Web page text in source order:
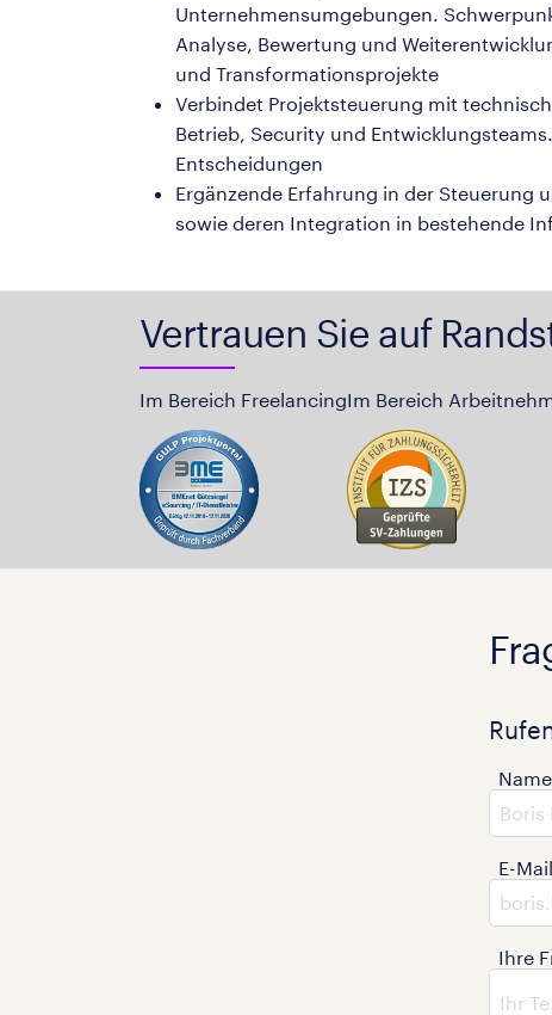
Unternehmensumgebungen.
Analyse, Bewertung und
und Transformationsprojekte
Verbindet Projektsteuerung mit
Betrieb, Security und
Entscheidungen
Ergänzende Erfahrung in der Steuerung
sowie deren Integration in bestehende
Vertrauen Sie auf
Im Bereich FreelancingIm Bereich
Name
E-
Ihre